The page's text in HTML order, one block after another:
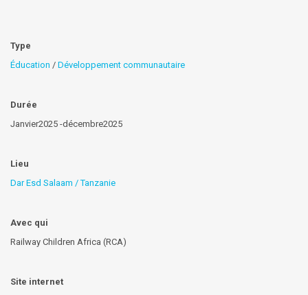
Type
Éducation / Développement communautaire
Durée
Janvier2025 -décembre2025
Lieu
Dar Esd Salaam / Tanzanie
Avec qui
Railway Children Africa (RCA)
Site internet